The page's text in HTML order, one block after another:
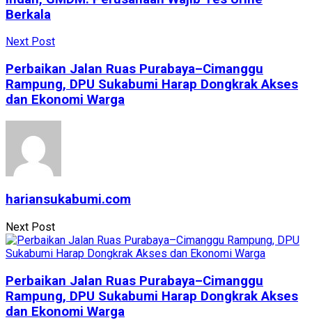
Berkala
Next Post
Perbaikan Jalan Ruas Purabaya–Cimanggu
Rampung, DPU Sukabumi Harap Dongkrak Akses
dan Ekonomi Warga
hariansukabumi.com
Next Post
Perbaikan Jalan Ruas Purabaya–Cimanggu
Rampung, DPU Sukabumi Harap Dongkrak Akses
dan Ekonomi Warga